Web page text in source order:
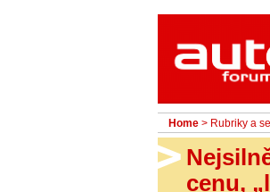
Home > Rubriky a
cenu,